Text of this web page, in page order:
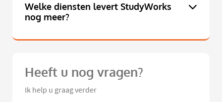
Welke diensten levert StudyWorks
nog meer?
Heeft u nog vragen?
Ik help u graag verder